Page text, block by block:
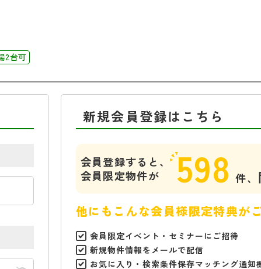
2台可
新規会員登録はこちら
会員登録すると、
会員限定物件が
598 件、
他にもこんな会員様限定特典が
会員限定イベント・セミナーにご招待
新規物件情報をメールで配信
お気に入り・検索条件保存マッチング通知